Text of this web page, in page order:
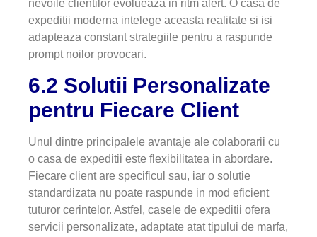
nevoile clientilor evolueaza in ritm alert. O casa de
expeditii moderna intelege aceasta realitate si isi
adapteaza constant strategiile pentru a raspunde
prompt noilor provocari.
6.2 Solutii Personalizate
pentru Fiecare Client
Unul dintre principalele avantaje ale colaborarii cu
o casa de expeditii este flexibilitatea in abordare.
Fiecare client are specificul sau, iar o solutie
standardizata nu poate raspunde in mod eficient
tuturor cerintelor. Astfel, casele de expeditii ofera
servicii personalizate, adaptate atat tipului de marfa,